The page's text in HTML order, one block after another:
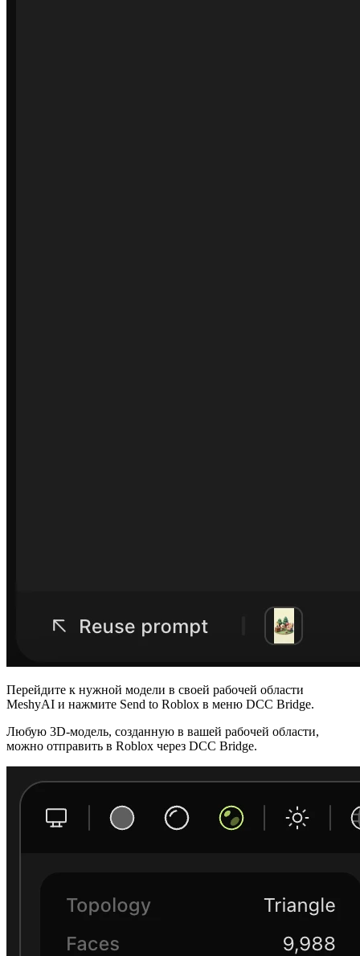
Перейдите к нужной модели в своей рабочей области
MeshyAI и нажмите Send to Roblox в меню DCC Bridge.
Любую 3D-модель, созданную в вашей рабочей области,
можно отправить в Roblox через DCC Bridge.